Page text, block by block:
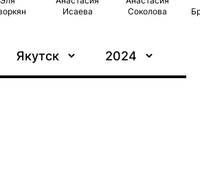
Исаева
Соколова
Якутск 2024